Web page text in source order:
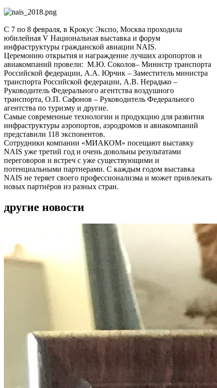
C 7 по 8 февраля, в Крокус Экспо, Москва проходила
юбилейная V Национальная выставка и форум
инфраструктуры гражданской авиации NAIS.
Церемонию открытия и награждение лучших аэропортов и
авиакомпаний провели: М.Ю. Соколов– Министр транспорта
Российской федерации, А.А. Юрчик – Заместитель министра
транспорта Российской федерации, А.В. Нерадько –
Руководитель Федерального агентства воздушного
транспорта, О.П. Сафонов – Руководитель Федерального
агентства по туризму и другие.
Самые современные технологии и продукцию для развития
инфраструктуры аэропортов, аэродромов и авиакомпаний
представили 118 экспонентов.
Сотрудники компании «МИАКОМ» посещают выставку
NAIS уже третий год и очень довольны результатами
переговоров и встреч с уже существующими и
потенциальными партнерами. С каждым годом выставка
NAIS не теряет своего профессионализма и может привлекать
новых партнёров из разных стран.
другие новости